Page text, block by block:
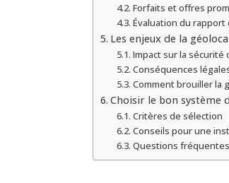
Forfaits et offres
Évaluation du
Les enjeux de la
Impact sur la sécurité
Conséquences
Comment brouiller la
Choisir le bon système
Critères de sélection
Conseils pour une
Questions